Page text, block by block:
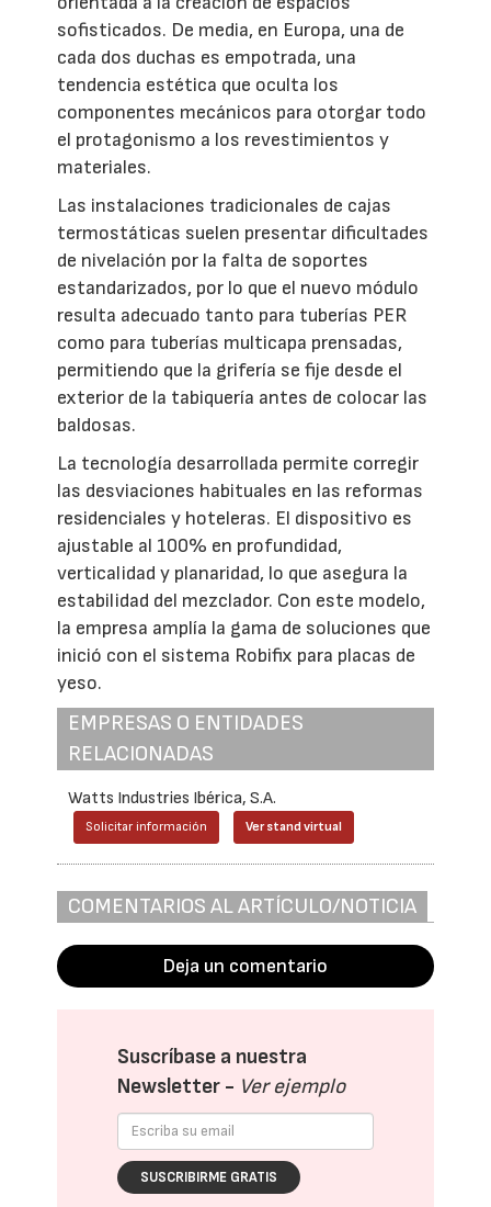
sofisticados. De media, en Europa, una de
cada dos duchas es empotrada, una
tendencia estética que oculta los
componentes mecánicos para otorgar todo
el protagonismo a los revestimientos y
materiales.
Las instalaciones tradicionales de cajas
termostáticas suelen presentar dificultades
de nivelación por la falta de soportes
estandarizados, por lo que el nuevo módulo
resulta adecuado tanto para tuberías PER
como para tuberías multicapa prensadas,
permitiendo que la grifería se fije desde el
exterior de la tabiquería antes de colocar las
baldosas.
La tecnología desarrollada permite corregir
las desviaciones habituales en las reformas
residenciales y hoteleras. El dispositivo es
ajustable al 100% en profundidad,
verticalidad y planaridad, lo que asegura la
estabilidad del mezclador. Con este modelo,
la empresa amplía la gama de soluciones que
inició con el sistema Robifix para placas de
yeso.
EMPRESAS O ENTIDADES
RELACIONADAS
Watts Industries Ibérica, S.A.
Solicitar información Ver stand virtual
COMENTARIOS AL ARTÍCULO/NOTICIA
Deja un comentario
Suscríbase a nuestra
Newsletter - Ver ejemplo
SUSCRIBIRME GRATIS